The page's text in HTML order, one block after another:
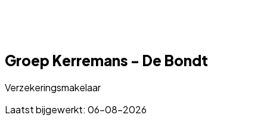
Groep Kerremans - De Bondt
Verzekeringsmakelaar
Laatst bijgewerkt: 06-08-2026